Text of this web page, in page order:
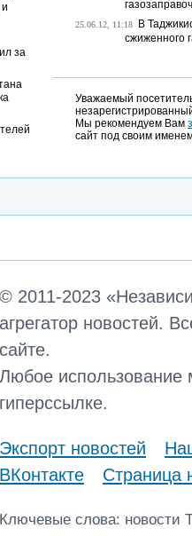
25.06.12, 11:18
В
сжиженного
Уважаемый
Мы рекомендуем Вам
сайт под своим
за
© 2011-2023
агрегатор новостей.
сайте.
Любое использование
гиперссылке.
Экспорт новостей
ВКонтакте
Страница
Ключевые слова: новости